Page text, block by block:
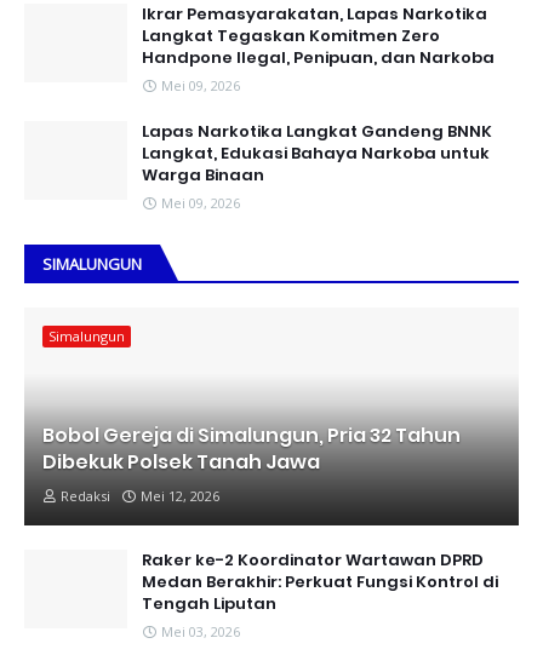
Ikrar Pemasyarakatan, Lapas Narkotika
Langkat Tegaskan Komitmen Zero
Handpone llegal, Penipuan, dan Narkoba
Mei 09, 2026
Lapas Narkotika Langkat Gandeng BNNK
Langkat, Edukasi Bahaya Narkoba untuk
Warga Binaan
Mei 09, 2026
SIMALUNGUN
Simalungun
Bobol Gereja di Simalungun, Pria 32 Tahun
Dibekuk Polsek Tanah Jawa
Redaksi Mei 12, 2026
Raker ke-2 Koordinator Wartawan DPRD
Medan Berakhir: Perkuat Fungsi Kontrol di
Tengah Liputan
Mei 03, 2026